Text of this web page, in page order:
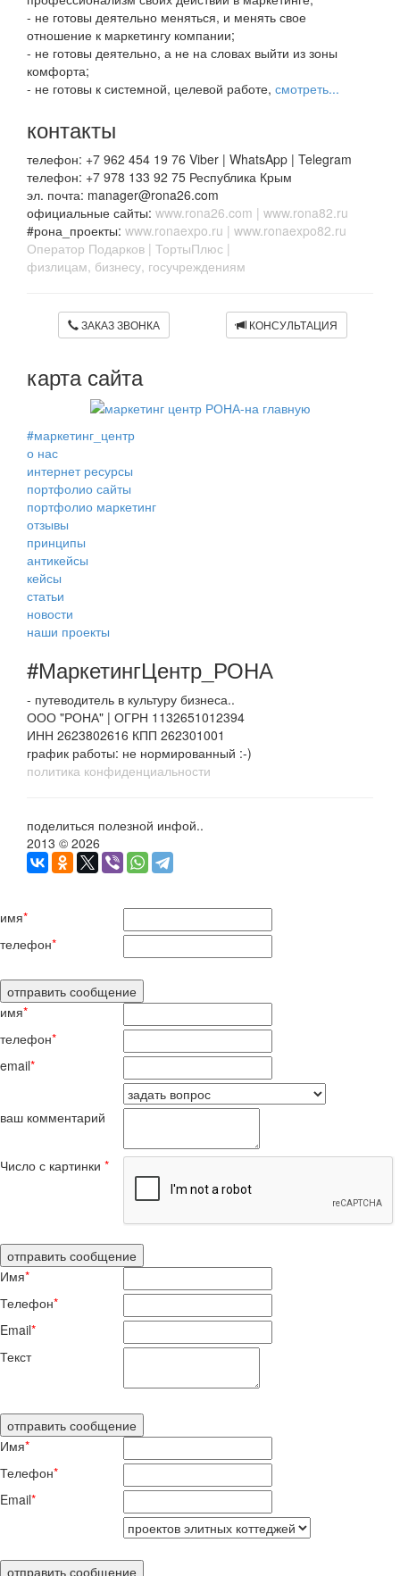
- не готовы деятельно меняться, и менять свое
отношение к маркетингу компании;
- не готовы деятельно, а не на словах выйти из зоны
комфорта;
- не готовы к системной, целевой работе, смотреть...
контакты
телефон: +7 962 454 19 76 Viber | WhatsApp | Telegram
телефон: +7 978 133 92 75 Республика Крым
эл. почта: manager@rona26.com
официальные сайты: www.rona26.com | www.rona82.ru
#рона_проекты: www.ronaexpo.ru | www.ronaexpo82.ru
Оператор Подарков | ТортыПлюс |
физлицам, бизнесу, госучреждениям
ЗАКАЗ ЗВОНКА КОНСУЛЬТАЦИЯ
карта сайта
#маркетинг_центр
о нас
интернет ресурсы
портфолио сайты
портфолио маркетинг
отзывы
принципы
антикейсы
кейсы
статьи
новости
наши проекты
#МаркетингЦентр_РОНА
- путеводитель в культуру бизнеса..
ООО "РОНА" | ОГРН 1132651012394
ИНН 2623802616 КПП 262301001
график работы: не нормированный :-)
политика конфиденциальности
поделиться полезной инфой..
2013 © 2026
имя*
телефон*
имя*
телефон*
email*
ваш комментарий
Число с картинки *
Имя*
Телефон*
Email*
Текст
Имя*
Телефон*
Email*